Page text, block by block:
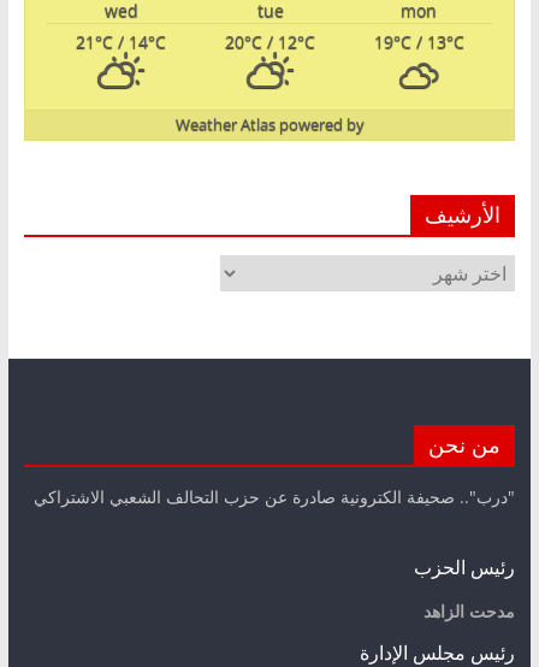
mon
tue
wed
19°C/ 13°C
20°C / 12°C
21°C / 14°C
powered by
Weather Atlas
الأرشيف
الأرشيف
من نحن
"درب".. صحيفة الكترونية صادرة عن حزب التحالف الشعبي الاشتراكي
رئيس الحزب
مدحت الزاهد
رئيس مجلس الإدارة